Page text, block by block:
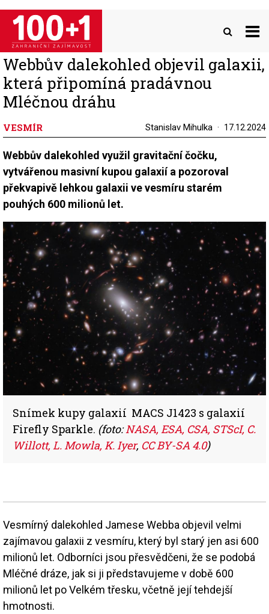
Přejít
hlavnímu
obsahu
Webbův dalekohled objevil galaxii,
která připomíná pradávnou
Mléčnou dráhu
VESMÍR Stanislav Mihulka 17.12.2024
Webbův dalekohled využil gravitační čočku,
vytvářenou masivní kupou galaxií a pozoroval
překvapivě lehkou galaxii ve vesmíru starém
pouhých 600 milionů let.
Snímek kupy galaxií MACS J1423 s galaxií
Firefly Sparkle. (foto:NASA, ESA, CSA, STScI, C.
Willott, L. Mowla, K. Iyer, CC BY-SA 4.0)
Vesmírný dalekohled Jamese Webba objevil velmi
zajímavou galaxii z vesmíru, který byl starý jen asi 600
milionů let. Odborníci jsou přesvědčeni, že se podobá
Mléčné dráze, jak si ji představujeme v době 600
milionů let po Velkém třesku, včetně její tehdejší
hmotnosti.